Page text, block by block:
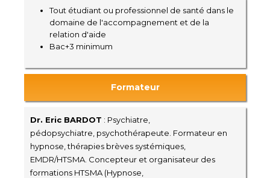
Tout étudiant ou professionnel de santé dans le
domaine de l'accompagnement et de la
relation d'aide
Bac+3 minimum
Formateur
Dr. Eric BARDOT : Psychiatre,
pédopsychiatre, psychothérapeute. Formateur en
hypnose, thérapies brèves systémiques,
EMDR/HTSMA. Concepteur et organisateur des
formations HTSMA (Hypnose,